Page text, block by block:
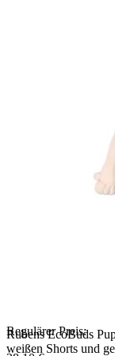
Rubens EcoBuds
weißen Shorts und
Regulärer Preis: